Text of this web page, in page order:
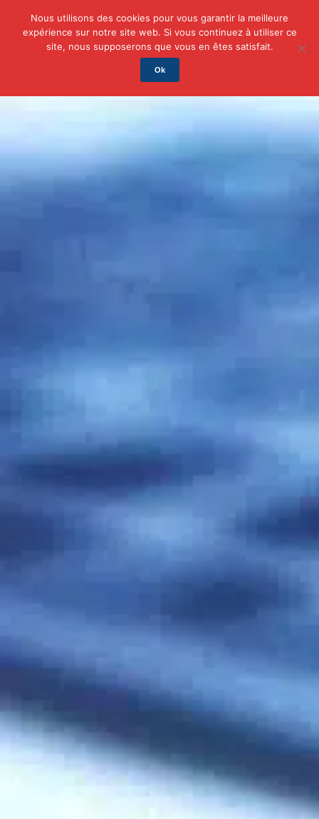
Auto/Moto Business Famille Finance
Nous utilisons des cookies pour vous garantir la meilleure
expérience sur notre site web. Si vous continuez à utiliser ce
site, nous supposerons que vous en êtes satisfait.
Ok